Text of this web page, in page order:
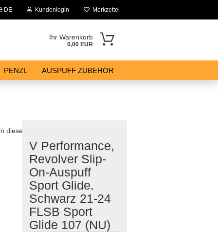
DE Kundenlogin Merkzettel
Ihr Warenkorb
0,00 EUR
PENZL AUSPUFF ZUBEHÖR
dieser Kategorie
V Performance,
Revolver Slip-
On-Auspuff
Sport Glide.
Schwarz 21-24
FLSB Sport
Glide 107 (NU)